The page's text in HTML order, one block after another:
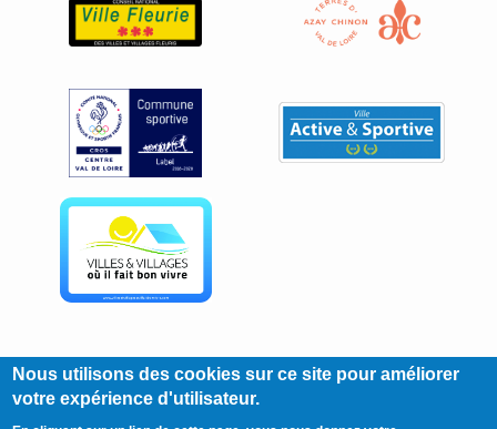
Footer
Nous utilisons des cookies sur ce site pour améliorer
votre expérience d'utilisateur.